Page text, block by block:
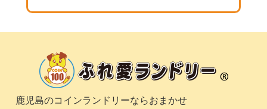
鹿児島のコインランドリーならおまかせ